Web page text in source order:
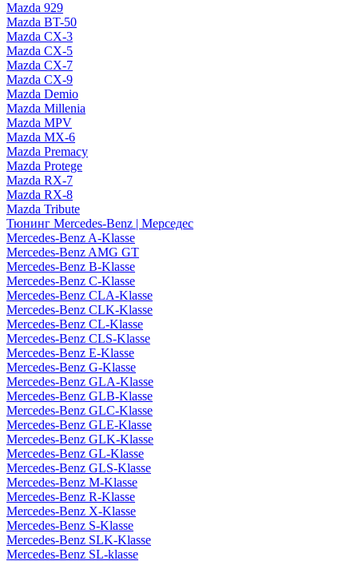
Mazda 929
Mazda BT-50
Mazda CX-3
Mazda CX-5
Mazda CX-7
Mazda CX-9
Mazda Demio
Mazda Millenia
Mazda MPV
Mazda MX-6
Mazda Premacy
Mazda Protege
Mazda RX-7
Mazda RX-8
Mazda Tribute
Тюнинг Mercedes-Benz | Мерседес
Mercedes-Benz A-Klasse
Mercedes-Benz AMG GT
Mercedes-Benz B-Klasse
Mercedes-Benz C-Klasse
Mercedes-Benz CLA-Klasse
Mercedes-Benz CLK-Klasse
Mercedes-Benz CL-Klasse
Mercedes-Benz CLS-Klasse
Mercedes-Benz E-Klasse
Mercedes-Benz G-Klasse
Mercedes-Benz GLA-Klasse
Mercedes-Benz GLB-Klasse
Mercedes-Benz GLC-Klasse
Mercedes-Benz GLE-Klasse
Mercedes-Benz GLK-Klasse
Mercedes-Benz GL-Klasse
Mercedes-Benz GLS-Klasse
Mercedes-Benz M-Klasse
Mercedes-Benz R-Klasse
Mercedes-Benz X-Klasse
Mercedes-Benz S-Klasse
Mercedes-Benz SLK-Klasse
Mercedes-Benz SL-klasse